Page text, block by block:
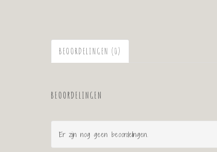
BEOORDELINGEN (0)
BEOORDELINGEN
Er zijn nog geen beoordelingen.